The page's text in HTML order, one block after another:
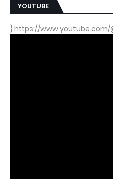
YOUTUBE
} https://www.youtube.com/